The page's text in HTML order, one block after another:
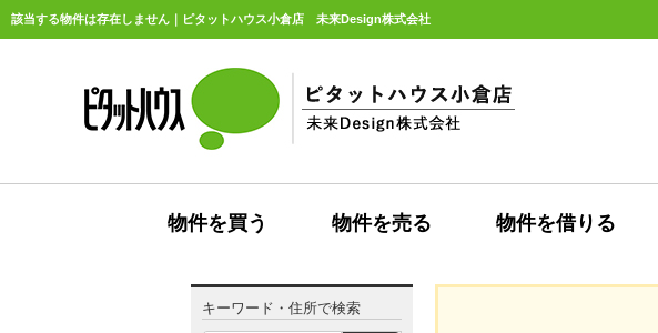
該当する物件は存在しません｜ピタットハウス小倉店 未来Design株式会社
物件を買う 物件を売る 物件を借りる
キーワード・住所で検索